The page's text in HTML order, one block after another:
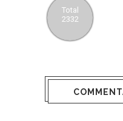
Total
2332